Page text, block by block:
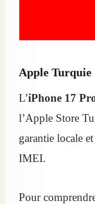
Apple Turquie
L’iPhone 17
l’Apple Store
garantie locale
IMEI.
Pour